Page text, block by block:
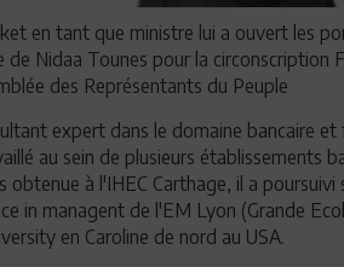
en tant que ministre lui a ouvert les
Nidaa Tounes pour la circonscription
des Représentants du Peuple
expert dans le domaine bancaire
au sein de plusieurs établissements
obtenue à l'IHEC Carthage, il a
in managent de l'EM Lyon (Grande
en Caroline de nord au USA.